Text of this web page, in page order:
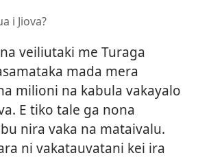
i Jiova?
veiliutaki me Turaga
mada mera
milioni na kabula vakayalo
E tiko tale ga nona
nira vaka na mataivalu.
ni vakatauvatani kei ira